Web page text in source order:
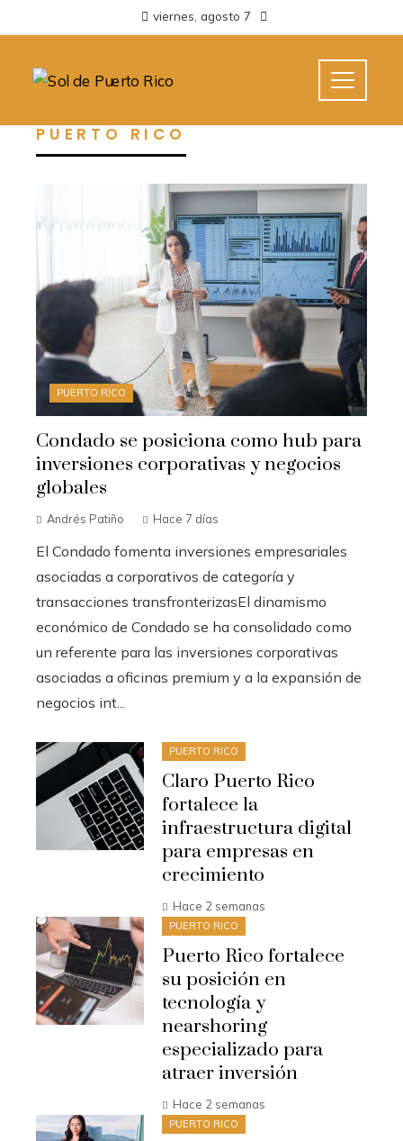
viernes, agosto 7
PUERTO RICO
PUERTO RICO
Condado se posiciona como hub para
inversiones corporativas y negocios
globales
Andrés Patiño Hace 7 días
El Condado fomenta inversiones empresariales
asociadas a corporativos de categoría y
transacciones transfronterizasEl dinamismo
económico de Condado se ha consolidado como
un referente para las inversiones corporativas
asociadas a oficinas premium y a la expansión de
negocios int...
PUERTO RICO
Claro Puerto Rico
fortalece la
infraestructura digital
para empresas en
crecimiento
Hace 2 semanas
PUERTO RICO
Puerto Rico fortalece
su posición en
tecnología y
nearshoring
especializado para
atraer inversión
Hace 2 semanas
PUERTO RICO